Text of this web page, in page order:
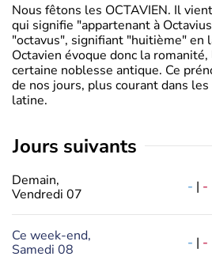
Nous fêtons les OCTAVIEN. Il
qui signifie "appartenant à
"octavus", signifiant "huitième" en
Octavien évoque donc la romanité,
certaine noblesse antique. Ce
de nos jours, plus courant dans
latine.
jours suivants
Demain,
Vendredi 07
- | -
Ce week-end,
Samedi 08
- | -